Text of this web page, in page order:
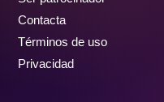
Contacta
Términos de uso
Privacidad